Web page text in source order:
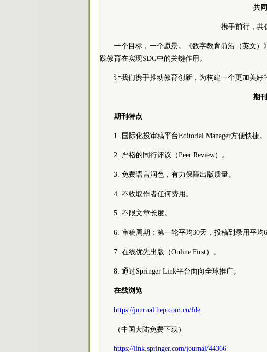
共
携手前行，共
一个目标，一个愿景。《数字教育前沿（英文
践教育在实现SDG中的关键作用。
让我们携手推动教育创新，为构建一个更加美好
期
期刊特点
1. 国际化投审稿平台Editorial Manager方便快捷。
2. 严格的同行评议（Peer Review）。
3. 免费语言润色，有力保障出版质量。
4. 不收取作者任何费用。
5. 不限文章长度。
6. 审稿周期：第一轮平均30天，投稿到录用平均
7. 在线优先出版（Online First）。
8. 通过Springer Link平台面向全球推广。
在线浏览
https://journal.hep.com.cn/fde
（中国大陆免费下载）
https://link.springer.com/journal/44366